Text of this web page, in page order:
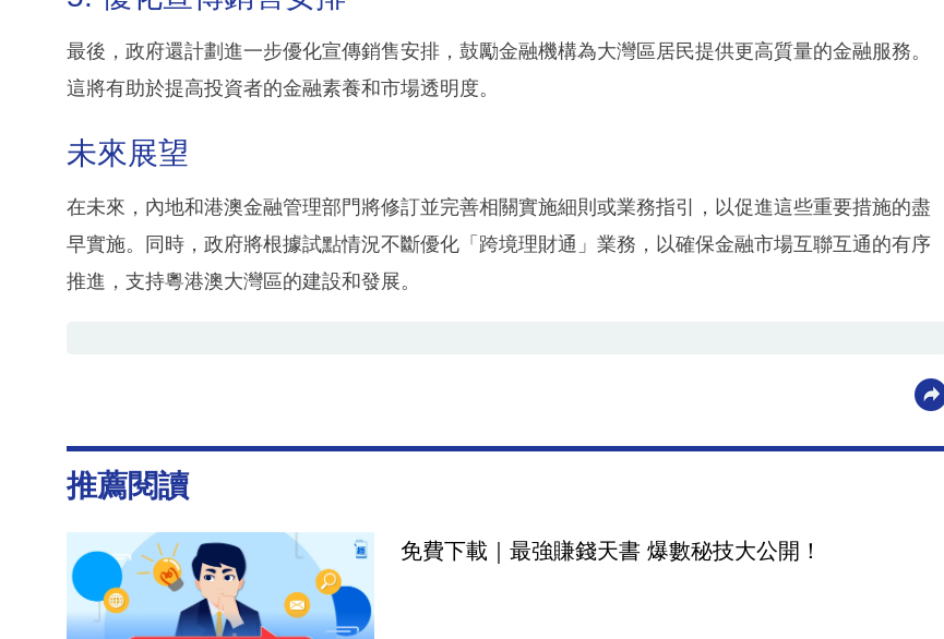
最後，政府還計劃進一步優化宣傳銷售安排，鼓勵金融機構為大灣區居民提供更高質量的金融服務。
這將有助於提高投資者的金融素養和市場透明度。
未來展望
在未來，內地和港澳金融管理部門將修訂並完善相關實施細則或業務指引，以促進這些重要措施的盡
早實施。同時，政府將根據試點情況不斷優化「跨境理財通」業務，以確保金融市場互聯互通的有序
推進，支持粵港澳大灣區的建設和發展。
推薦閱讀
免費下載｜最強賺錢天書 爆數秘技大公開！